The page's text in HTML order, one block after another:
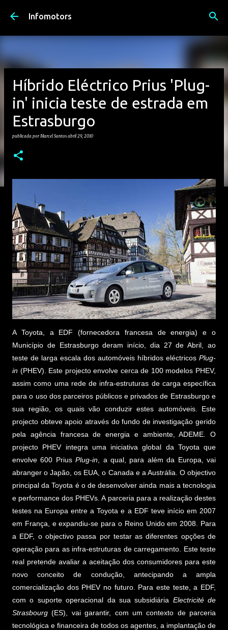
Avançar para o conteúdo principal
Infomotors
Híbrido Eléctrico Prius 'Plug-
in' inicia teste de estrada em
Estrasburgo
publicada porMarcel Santos abril 29, 2010
A Toyota, a EDF (fornecedora francesa de energia) e o
Município de Estrasburgo deram início, dia 27 de Abril, ao
teste de larga escala dos automóveis híbridos eléctricos Plug-
in (PHEV). Este projecto envolve cerca de 100 modelos PHEV,
assim como uma rede de infra-estruturas de carga específica
para o uso dos parceiros públicos e privados de Estrasburgo e
sua região, os quais vão conduzir estes automóveis. Este
projecto obteve apoio através do fundo de investigação gerido
pela agência francesa de energia e ambiente, ADEME. O
projecto PHEV integra uma iniciativa global da Toyota que
envolve 600 PriusPlug-in , a qual, para além da Europa, vai
abranger o Japão, os EUA, o Canada e a Austrália. O objectivo
principal da Toyota é o de desenvolver ainda mais a tecnologia
e performance dos PHEVs. A parceria para a realização destes
testes na Europa entre a Toyota e a EDF teve início em 2007
em França, e expandiu-se para o Reino Unido em 2008. Para
a EDF, o objectivo passa por testar as diferentes opções de
operação para as infra-estruturas de carregamento. Este teste
real pretende avaliar a aceitação dos consumidores para este
novo conceito de condução, antecipando a ampla
comercialização dos PHEV no futuro. Para este teste, a EDF,
com o suporte operacional da sua subsidiária Electricité de
Strasbourg (ES), vai garantir, com um contexto de parceria
tecnológica e financeira de todos os agentes, a implantação de